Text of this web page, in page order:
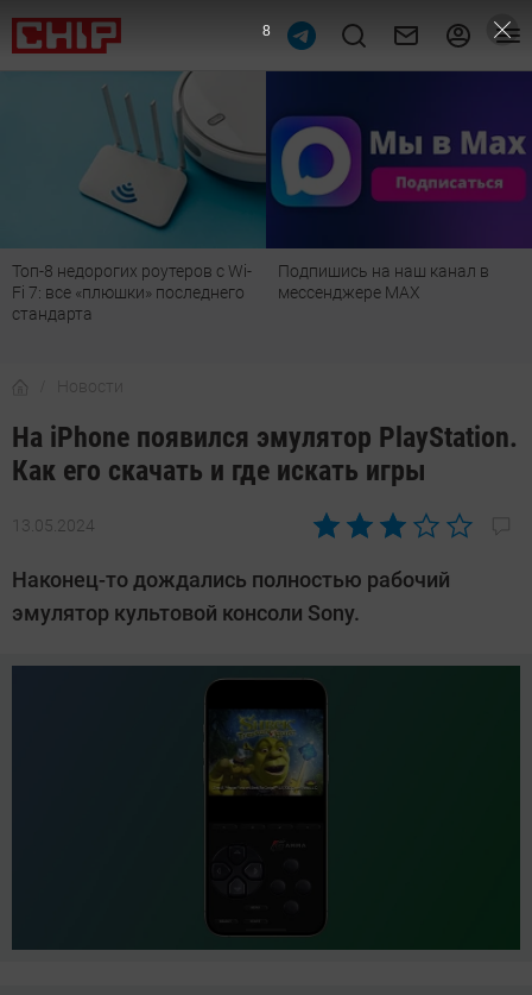
Подпишись на наш канал в
мессенджере МАХ
Рейтинг телевизоров 2026:
лучшие модели для гостиной,
Новости
На iPhone появился эмулятор PlayStation.
Как его скачать и где искать игры
13.05.2024
Автор:
Довлатова
Наконец-то дождались полностью рабочий
эмулятор культовой консоли Sony.
6